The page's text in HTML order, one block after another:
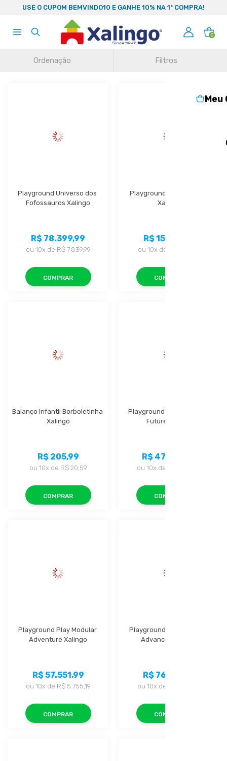
USE O CUPOM BEMVINDO10 E GANHE 10% NA 1ª COMPRA!
0
Meu
Ordenação Filtros
Playground Universo dos
Fofossauros Xalingo
R$ 78.399,99
ou 10x de R$ 7.839,99
COMPRAR
Playground Castelo Real
Xalingo
R$ 15.199,99
ou 10x de
COMPRAR
Balanço Infantil Borboletinha
Xalingo
R$ 205,99
ou 10x de R$ 20,59
COMPRAR
Playground  Play Modular
Future Xalingo
R$ 47.999,99
ou 10x de
COMPRAR
Playground Play Modular
Adventure Xalingo
R$ 57.551,99
ou 10x de R$ 5.755,19
COMPRAR
Playground Play Modular
Advanced Xalingo
R$ 76.159,99
ou 10x de
COMPRAR